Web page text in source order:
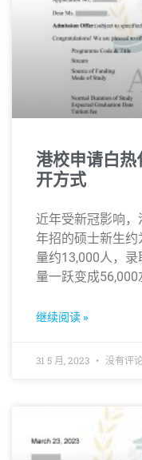
港校申请白热
开方式
近年受新冠影响
年招的硕士新生
量约13,000人，
量一跃变成56,000
的制定显得尤为重
继续阅读 »
31 5 月, 2023 没有评